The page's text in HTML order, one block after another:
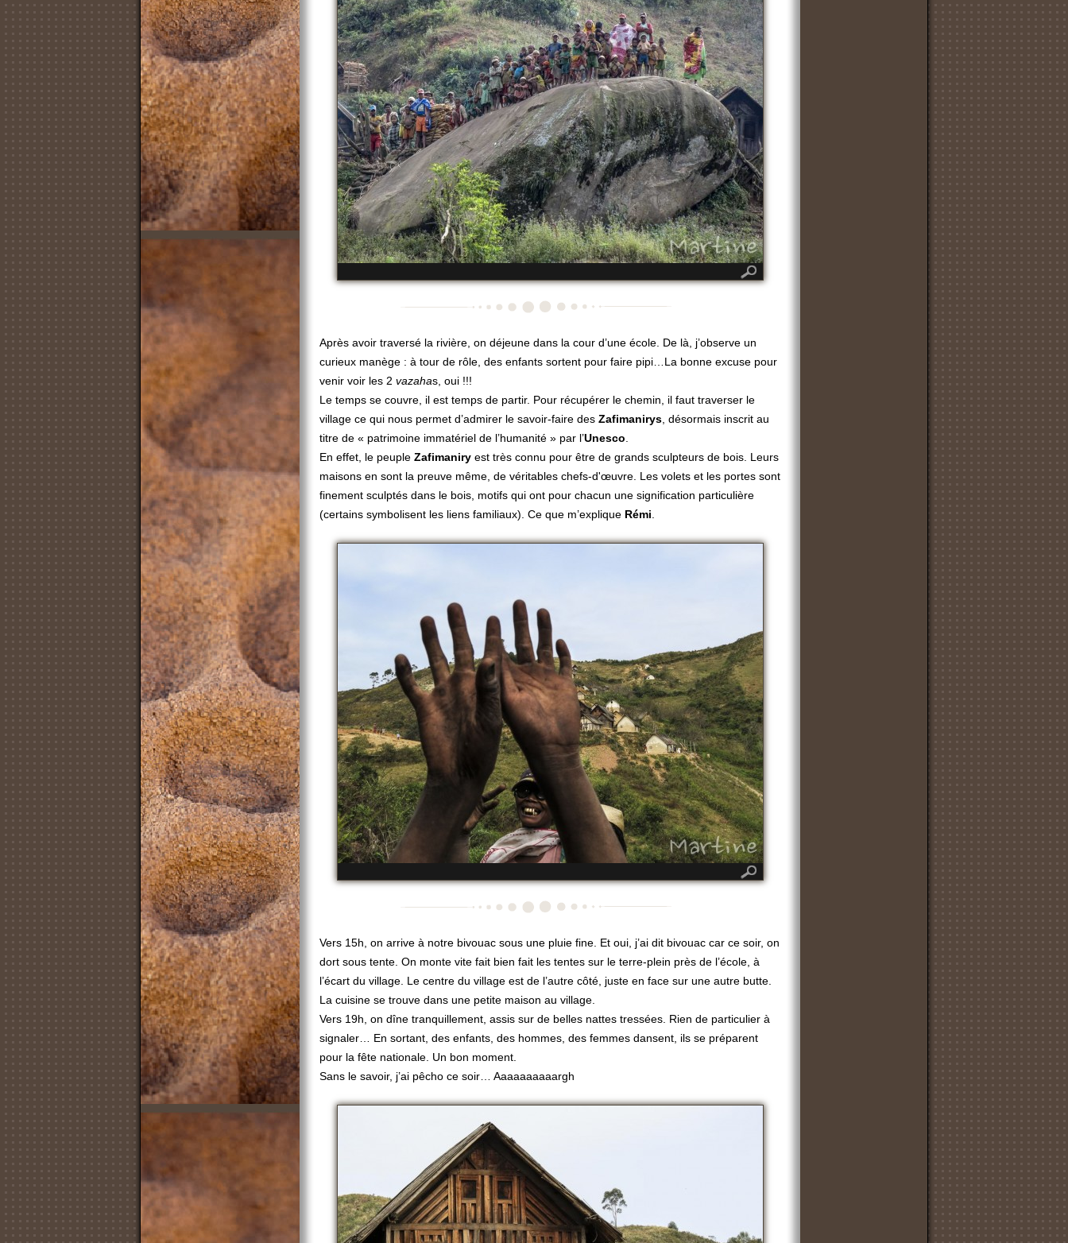
Après avoir traversé la rivière, on déjeune dans la cour d’une école. De là, j’observe un
curieux manège : à tour de rôle, des enfants sortent pour faire pipi…La bonne excuse pour
venir voir les 2 vazahas, oui !!!
Le temps se couvre, il est temps de partir. Pour récupérer le chemin, il faut traverser le
village ce qui nous permet d’admirer le savoir-faire des Zafimanirys , désormais inscrit au
titre de « patrimoine immatériel de l’humanité » par l’Unesco
En effet, le peuple Zafimaniry est très connu pour être de grands sculpteurs de bois. Leurs
maisons en sont la preuve même, de véritables chefs-d'œuvre. Les volets et les portes sont
finement sculptés dans le bois, motifs qui ont pour chacun une signification particulière
(certains symbolisent les liens familiaux). Ce que m’explique Rémi
Vers 15h, on arrive à notre bivouac sous une pluie fine. Et oui, j’ai dit bivouac car ce soir, on
dort sous tente. On monte vite fait bien fait les tentes sur le terre-plein près de l’école, à
l’écart du village. Le centre du village est de l’autre côté, juste en face sur une autre butte.
La cuisine se trouve dans une petite maison au village.
Vers 19h, on dîne tranquillement, assis sur de belles nattes tressées. Rien de particulier à
signaler… En sortant, des enfants, des hommes, des femmes dansent, ils se préparent
pour la fête nationale. Un bon moment.
Sans le savoir, j’ai pêcho ce soir… Aaaaaaaaaargh